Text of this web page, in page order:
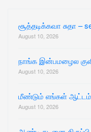
சூத்தடிக்கவா சுதா –
August 10, 2026
நாங்க இன்பமழைல
August 10, 2026
மீண்டும் எங்கள்
August 10, 2026